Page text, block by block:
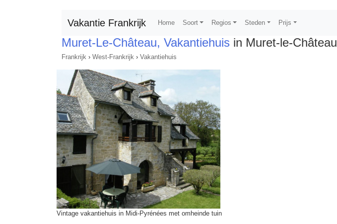
Vakantie Frankrijk Home Soort Regios Steden Prijs
Muret-Le-Château, Vakantiehuis in Muret-le-Château
Frankrijk › West-Frankrijk › Vakantiehuis
Vintage vakantiehuis in Midi-Pyrénées met omheinde tuin